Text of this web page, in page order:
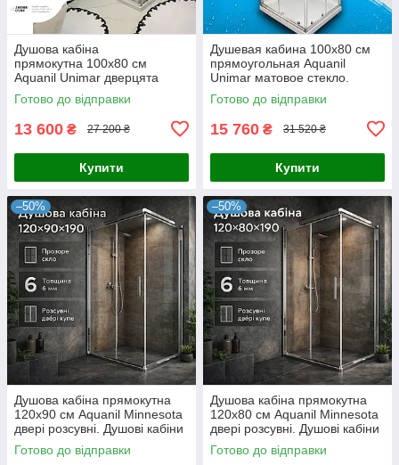
Душова кабіна
прямокутна 100х80 см
Aquanil Unimar дверцята
розсувні
Готово до відправки
13 600 ₴ 27 200 ₴
Купити
Душевая кабина 100х80 см
прямоугольная Aquanil
Unimar матовое стекло.
Душевые кабины 100х80 см
Готово до відправки
15 760 ₴ 31 520 ₴
Купити
–50%
Душова кабіна прямокутна
120х90 см Aquanil Minnesota
двері розсувні. Душові кабіни
120 90 см
Готово до відправки
–50%
Душова кабіна прямокутна
120x80 см Aquanil Minnesota
двері розсувні. Душові кабіни
120x80 см
Готово до відправки